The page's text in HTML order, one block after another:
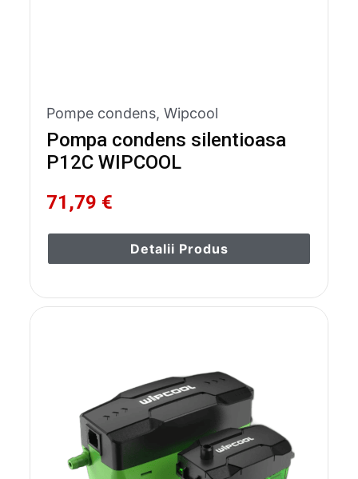
Pompe condens,Wipcool
Pompa condens silentioasa
P12C WIPCOOL
71,79 €
Detalii Produs